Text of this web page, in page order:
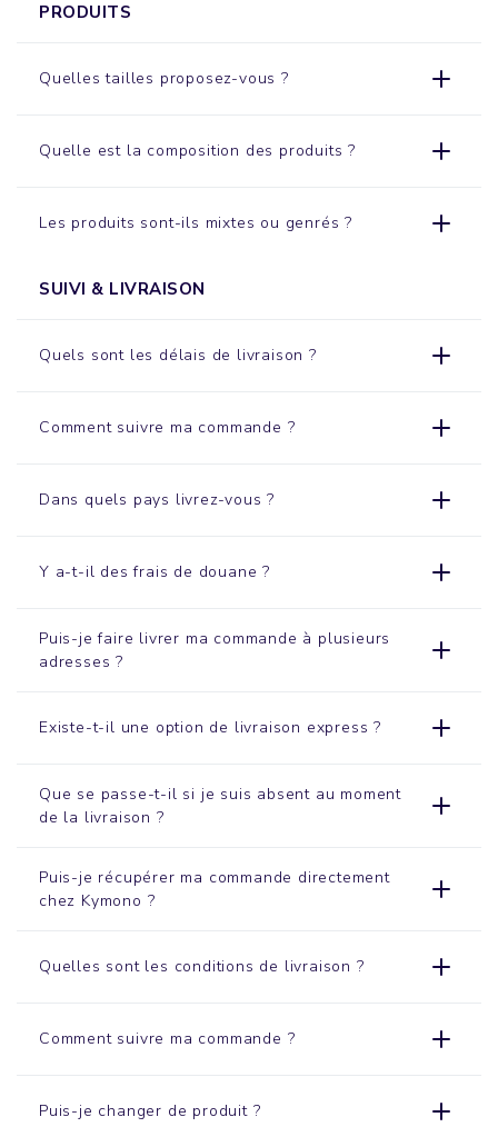
PRODUITS
Quelles tailles proposez-vous ?
Quelle est la composition des produits ?
Les produits sont-ils mixtes ou genrés ?
SUIVI & LIVRAISON
Quels sont les délais de livraison ?
Comment suivre ma commande ?
Dans quels pays livrez-vous ?
Y a-t-il des frais de douane ?
Puis-je faire livrer ma commande à plusieurs
adresses ?
Existe-t-il une option de livraison express ?
Que se passe-t-il si je suis absent au moment
de la livraison ?
Puis-je récupérer ma commande directement
chez Kymono ?
Quelles sont les conditions de livraison ?
Comment suivre ma commande ?
Puis-je changer de produit ?